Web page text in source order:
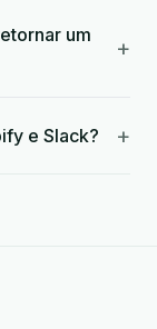
um
+
e Slack? +